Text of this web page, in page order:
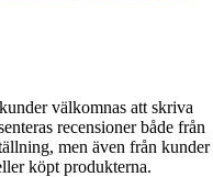
välkomnas att skriva
recensioner både från
men även från kunder
köpt produkterna.